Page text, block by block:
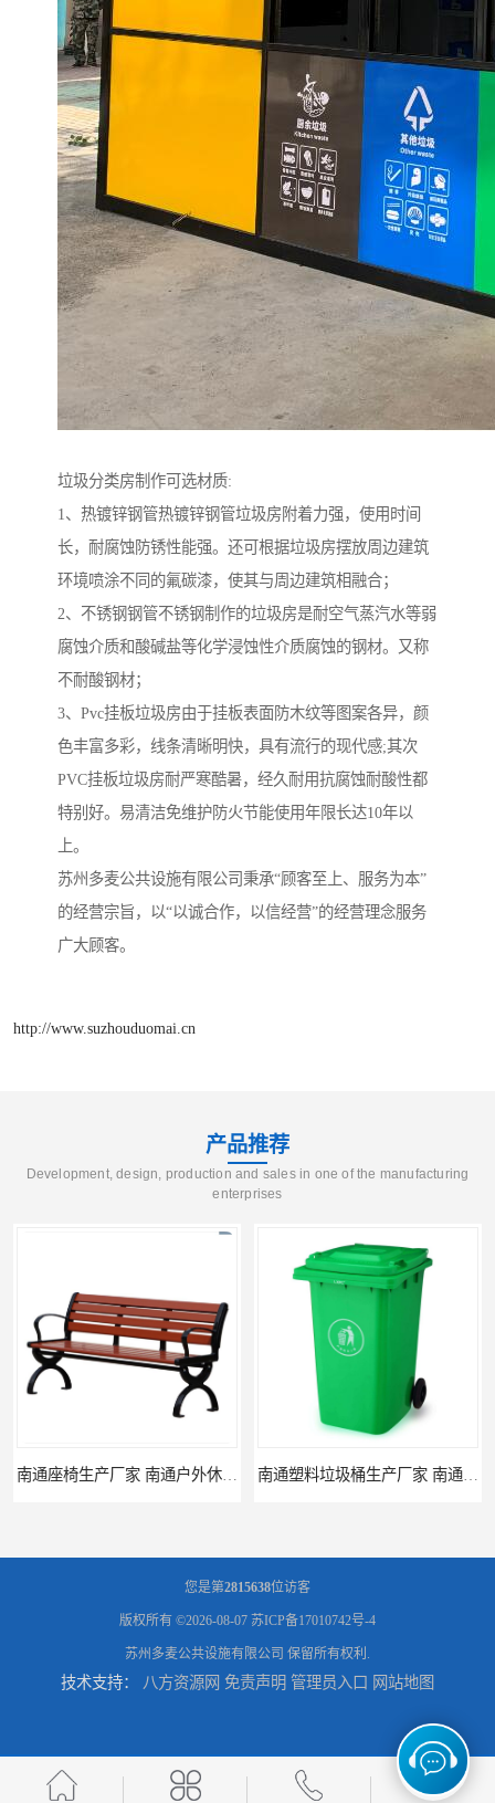
垃圾分类房制作可选材质:
1、热镀锌钢管热镀锌钢管垃圾房附着力强，使用时间
长，耐腐蚀防锈性能强。还可根据垃圾房摆放周边建筑
环境喷涂不同的氟碳漆，使其与周边建筑相融合；
2、不锈钢钢管不锈钢制作的垃圾房是耐空气蒸汽水等弱
腐蚀介质和酸碱盐等化学浸蚀性介质腐蚀的钢材。又称
不耐酸钢材；
3、Pvc挂板垃圾房由于挂板表面防木纹等图案各异，颜
色丰富多彩，线条清晰明快，具有流行的现代感;其次
PVC挂板垃圾房耐严寒酷暑，经久耐用抗腐蚀耐酸性都
特别好。易清洁免维护防火节能使用年限长达10年以
上。
苏州多麦公共设施有限公司秉承“顾客至上、服务为本”
的经营宗旨，以“以诚合作，以信经营”的经营理念服务
广大顾客。
http://www.suzhouduomai.cn
产品推荐
Development, design, production and sales in one of the manufacturing
enterprises
连云港分类垃圾桶生产厂 连云港塑料垃圾桶 制品厂 连云港景区垃圾桶定做 连云港垃圾收集房生产厂家 连云港分类垃圾房定做 连云港不锈钢垃圾屋制品厂
您是第2815638位访客
版权所有 ©2026-08-07 苏ICP备17010742号-4
苏州多麦公共设施有限公司 保留所有权利.
技术支持： 八方资源网 免责声明 管理员入口 网站地图